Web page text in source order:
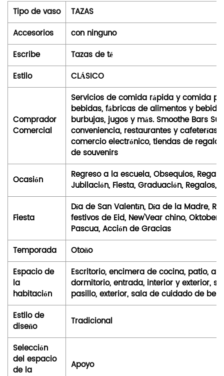
Tipo de vaso
TAZAS
Accesorios
con ninguno
Escribe
Tazas de té
Estilo
CLÁSICO
Comprador
Comercial
Servicios de comida rápida y comida
bebidas, fábricas de alimentos y
burbujas, jugos y más. Smoothe Bars
conveniencia, restaurantes y
comercio electrónico, tiendas de
de souvenirs
Ocasión
Regreso a la escuela, Obsequios,
Jubilación, Fiesta, Graduación, Regalos,
Fiesta
Día de San Valentín, Día de la Madre,
festivos de Eid, New'Vear chino,
Pascua, Acción de Gracias
Temporada
Otoño
Espacio de
la
habitación
Escritorio, encimera de cocina, patio,
dormitorio, entrada, interior y exterior,
pasillo, exterior, sala de cuidado de
Estilo de
diseño
Tradicional
Selección
del espacio
de la
Apoyo